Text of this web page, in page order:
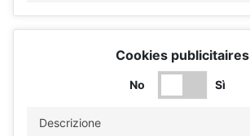
Cookies publicitaires
No Sì
Descrizione